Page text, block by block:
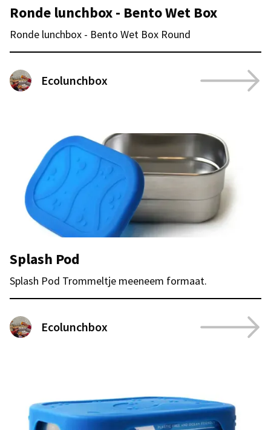
Ronde lunchbox - Bento Wet Box
Ronde lunchbox - Bento Wet Box Round
Ecolunchbox
Splash Pod
Splash Pod Trommeltje meeneem formaat.
Ecolunchbox